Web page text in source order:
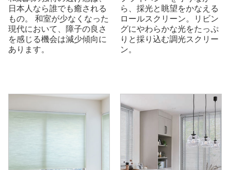
日本人なら誰でも癒される
もの。 和室が少なくなった
現代において、障子の良さ
を感じる機会は減少傾向に
あります。
ら、採光と眺望をかなえる
ロールスクリーン。リビン
グにやわらかな光をたっぷ
りと採り込む調光スクリー
ン。